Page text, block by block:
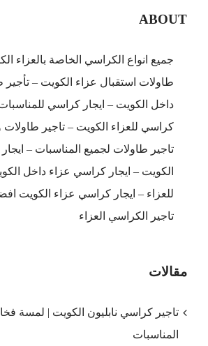
ABOUT
جميع انواع الكراسي الخاصة بالعزاء
طاولات استقبال عزاء الكويت –
داخل الكويت – ايجار كراسي للمناسبات
كراسي للعزاء الكويت – تاجير
تاجير طاولات لجميع المناسبات –
الكويت – ايجار كراسي عزاء داخل
للعزاء – ايجار كراسي عزاء الكويت
تاجير الكراسي العزاء
مقالات
تاجير كراسي نابليون الكويت | لمسة
المناسبات